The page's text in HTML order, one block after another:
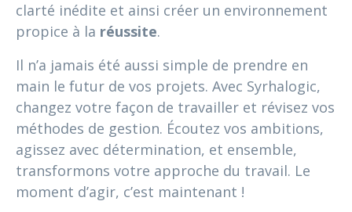
clarté inédite et ainsi créer un environnement
propice à la réussite.
Il n’a jamais été aussi simple de prendre en
main le futur de vos projets. Avec Syrhalogic,
changez votre façon de travailler et révisez vos
méthodes de gestion. Écoutez vos ambitions,
agissez avec détermination, et ensemble,
transformons votre approche du travail. Le
moment d’agir, c’est maintenant !